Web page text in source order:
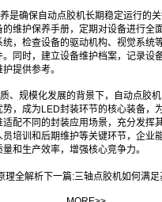
是确保自动点胶机长期稳定运行的
维护保养手册，定期对设备进行全
，检查设备的驱动机构、视觉系统
同时，建立设备维护档案，记录设
提供参考。
、规模化发展的背景下，自动点胶
，成为LED封装环节的核心装备，
配不同的封装应用场景，充分发挥
培训和后期维护等关键环节，企业
和生产效率，增强核心竞争力。
理全解析下一篇:三轴点胶机如何满